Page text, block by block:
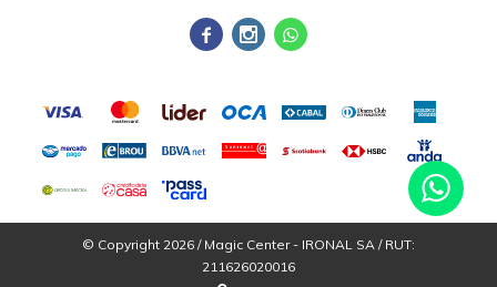
  
© Copyright 2026 / Magic Center - IRONAL SA / RUT:
211626020016